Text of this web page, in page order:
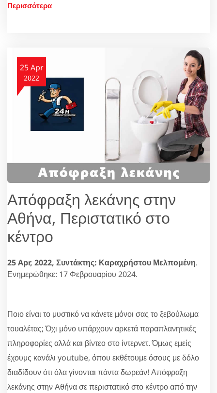
Περισσότερα
25 Apr
2022
Απόφραξη λεκάνης στην
Αθήνα, Περιστατικό στο
κέντρο
25 Apr, 2022, Συντάκτης: Καραχρήστου Μελπομένη.
Ενημερώθηκε: 17 Φεβρουαρίου 2024.
Ποιο είναι το μυστικό να κάνετε μόνοι σας το ξεβούλωμα
τουαλέτας; Όχι μόνο υπάρχουν αρκετά παραπλανητικές
πληροφορίες αλλά και βίντεο στο ίντερνετ. Όμως εμείς
έχουμς κανάλι youtube, όπου εκθέτουμε όσους με δόλο
διαδίδουν ότι όλα γίνονται πάντα δωρεάν! Απόφραξη
λεκάνης στην Αθήνα σε περιστατικό στο κέντρο από την